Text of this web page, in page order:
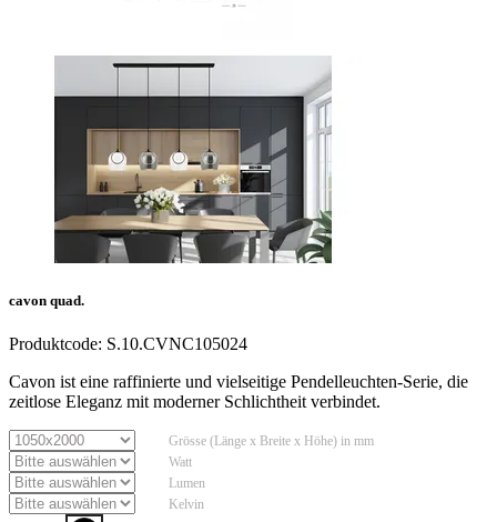
cavon quad.
Produktcode: S.10.CVNC105024
Cavon ist eine raffinierte und vielseitige Pendelleuchten-Serie, die
zeitlose Eleganz mit moderner Schlichtheit verbindet.
Grösse (Länge x Breite x Höhe) in mm
Watt
Lumen
Kelvin